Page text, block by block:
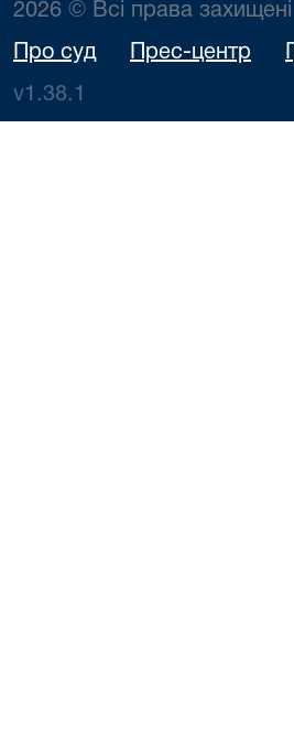
2026 © Всі права захищені
Про суд Прес-центр
v1.38.1